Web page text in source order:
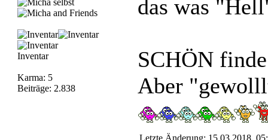
Inventar
Karma: 5
Beiträge: 2.838
das was
SCHÖN
Aber